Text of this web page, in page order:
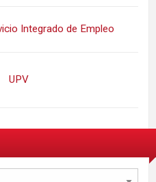
Integrado de Empleo
UPV